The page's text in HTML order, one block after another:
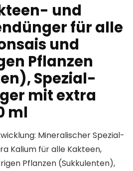
und
für alle
und
Pflanzen
Spezial-
mit extra
ml
Mineralischer Spezial-
Kalium für alle Kakteen,
Pflanzen (Sukkulenten),